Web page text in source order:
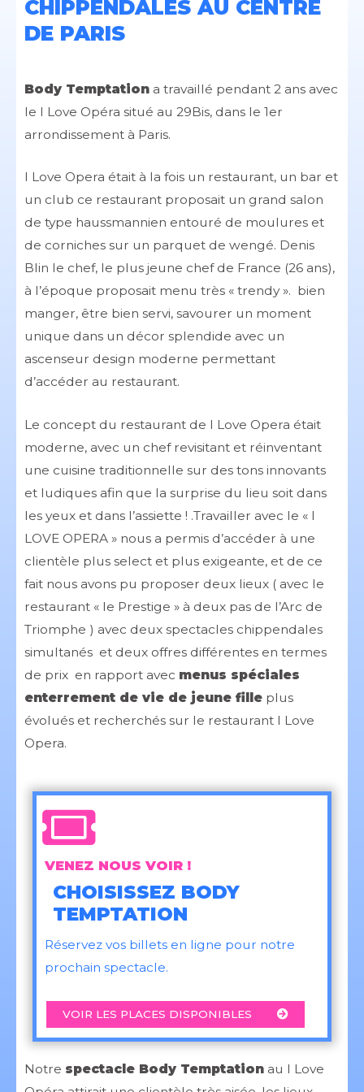
CHIPPENDALES AU CENTRE
DE PARIS
Body Temptation a travaillé pendant 2 ans avec
le I Love Opéra situé au 29Bis, dans le 1er
arrondissement à Paris.
I Love Opera était à la fois un restaurant, un bar et
un club ce restaurant proposait un grand salon
de type haussmannien entouré de moulures et
de corniches sur un parquet de wengé. Denis
Blin le chef, le plus jeune chef de France (26 ans),
à l’époque proposait menu très « trendy ». bien
manger, être bien servi, savourer un moment
unique dans un décor splendide avec un
ascenseur design moderne permettant
d’accéder au restaurant.
Le concept du restaurant de I Love Opera était
moderne, avec un chef revisitant et réinventant
une cuisine traditionnelle sur des tons innovants
et ludiques afin que la surprise du lieu soit dans
les yeux et dans l’assiette ! .Travailler avec le « I
LOVE OPERA » nous a permis d’accéder à une
clientèle plus select et plus exigeante, et de ce
fait nous avons pu proposer deux lieux ( avec le
restaurant « le Prestige » à deux pas de l’Arc de
Triomphe ) avec deux spectacles chippendales
simultanés et deux offres différentes en termes
de prix en rapport avec menus spéciales
enterrement de vie de jeune fille plus
évolués et recherchés sur le restaurant I Love
Opera.
VENEZ NOUS VOIR !
CHOISISSEZ BODY
TEMPTATION
Réservez vos billets en ligne pour notre
prochain spectacle.
VOIR LES PLACES DISPONIBLES
Notre spectacle Body Temptation au I Love